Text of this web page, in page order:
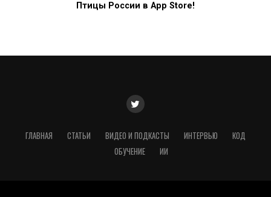
Птицы России в App Store!
ГЛАВНАЯ СТАТЬИ ВИДЕО И ПОДКАСТЫ ИНТЕРВЬЮ
КОД
ОБУЧЕНИЕ
ИИ